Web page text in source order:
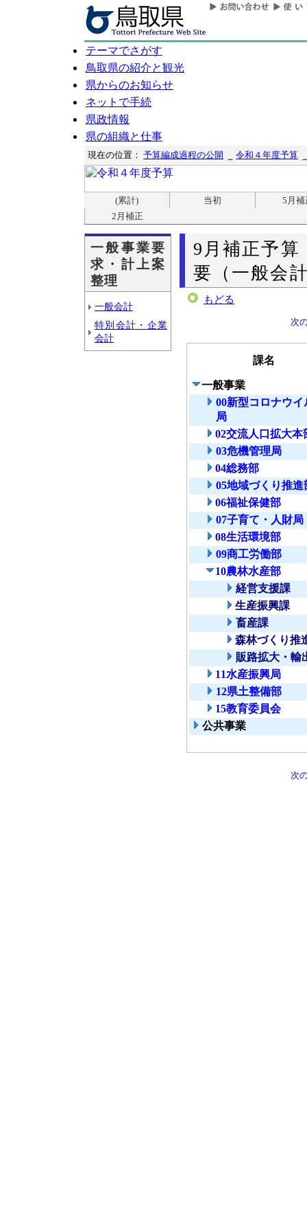
テーマでさがす
鳥取県の紹介と観光
県からのお知らせ
ネットで手続
県政情報
県の組織と仕事
現在の位置： 予算編成過程の公開 令和４年度予算
(累計) 当初
5月補
2月補正
一般事業要
求・計上案
整理
一般会計
特別会計・企業
会計
9月補正予
要（一般会
もどる
次
課名
一般事業
00新型コロナウ
局
02交流人口拡大本
03危機管理局
04総務部
05地域づくり推進
06福祉保健部
07子育て・人財局
08生活環境部
09商工労働部
10農林水産部
経営支援課
生産振興課
畜産課
森林づくり推
販路拡大・輸
11水産振興局
12県土整備部
15教育委員会
公共事業
次